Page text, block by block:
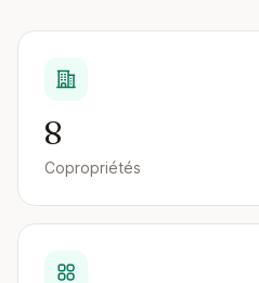
8
Copropriétés